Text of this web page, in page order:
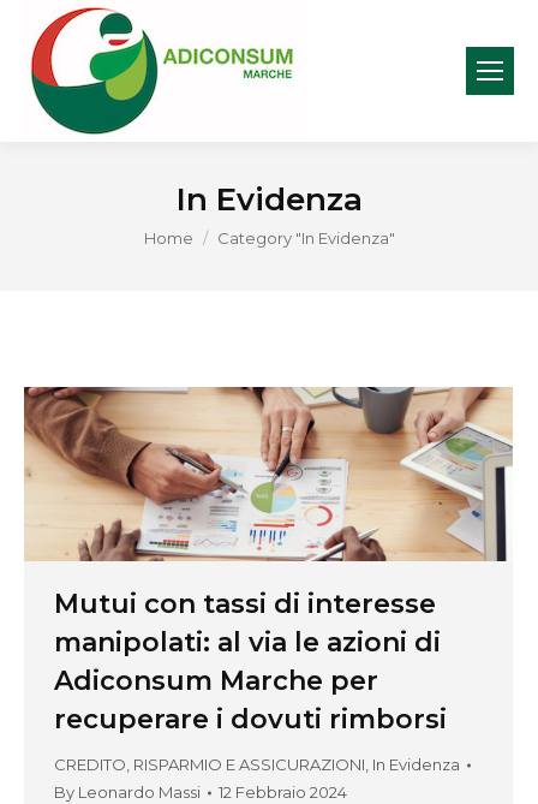
In Evidenza
You are here:
Home Category "In Evidenza"
Mutui con tassi di interesse
manipolati: al via le azioni di
Adiconsum Marche per
recuperare i dovuti rimborsi
CREDITO, RISPARMIO E ASSICURAZIONI, In Evidenza
By Leonardo Massi 12 Febbraio 2024